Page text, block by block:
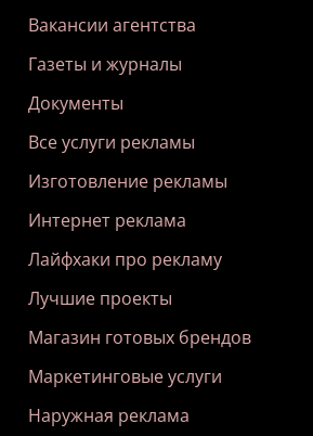
Вакансии агентства
Газеты и журналы
Документы
Все услуги рекламы
Изготовление рекламы
Интернет реклама
Лайфхаки про рекламу
Лучшие проекты
Магазин готовых брендов
Маркетинговые услуги
Наружная реклама